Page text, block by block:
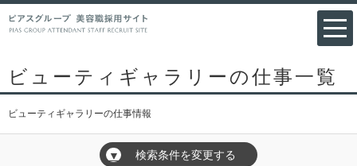
ビューティギャラリーの仕事一覧
ビューティギャラリーの仕事情報
▼ 検索条件を変更する